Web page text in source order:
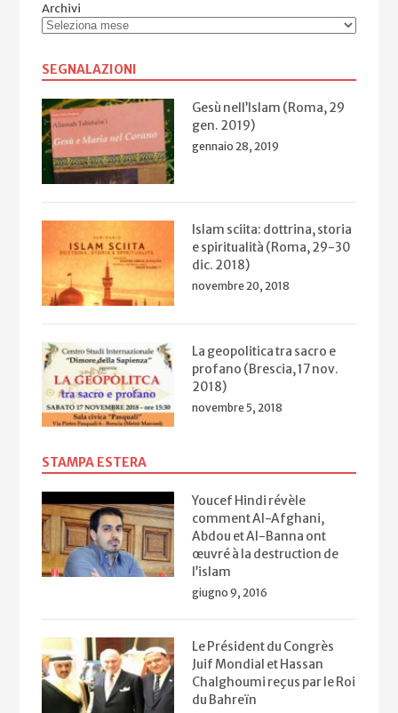
Archivi
SEGNALAZIONI
Gesù nell’Islam (Roma, 29
gen. 2019)
gennaio 28, 2019
Islam sciita: dottrina, storia
e spiritualità (Roma, 29-30
dic. 2018)
novembre 20, 2018
La geopolitica tra sacro e
profano (Brescia, 17 nov.
2018)
novembre 5, 2018
STAMPA ESTERA
Youcef Hindi révèle
comment Al-Afghani,
Abdou et Al-Banna ont
œuvré à la destruction de
l’islam
giugno 9, 2016
Le Président du Congrès
Juif Mondial et Hassan
Chalghoumi reçus par le Roi
du Bahreïn